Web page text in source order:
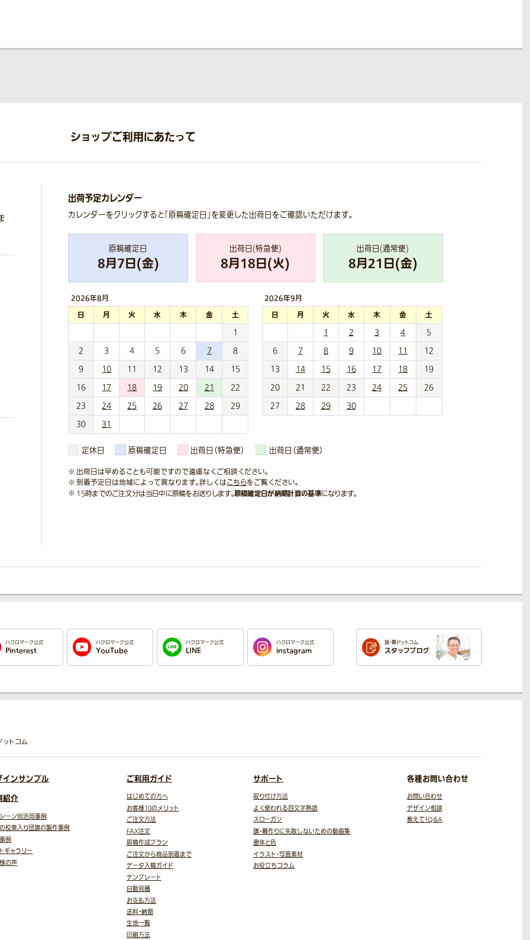
ショップご利用にあたって
出荷予定カレンダー
カレンダーをクリックすると「原稿確定日」を変更した出荷日をご確認いただけます。
原稿確定日
8月7日(金)
出荷日(特急便)
8月18日(火)
出荷日(通常便)
8月21 日(金)
2026年8月
日 月 火 水 木 金
土
1
2
3 4 5 6 7
8
9
10 11 12 13 14
15
16
17 18 19 20 21
22
23
24 25 26 27 28
29
30
31
2026年9月
日 月 火 水 木 金
土
1
2 3 4
5
6
7 8 9 10 11
12
13
14 15 16 17 18
19
20
21 22 23 24 25
26
27
28 29 30
定休日 原稿確定日 出荷日（特急便） 出荷日（通常便）
出荷日は早めることも可能ですので遠慮なくご相談ください。
到着予定日は地域によって異なります。詳しくはこちらをご覧ください。
15時までのご注文分は当日中に原稿をお送りします。原稿確定日が納期計算の基準になります。
ハクロマーク公式
Pinterest
ハクロマーク公式
YouTube
ハクロマーク公式
LINE
ハクロマーク公式
instagram
旗・幕ドットコム
スタッフブログ
ットコム
インサンプル
紹介
ーン別活用事例
校章入り団旗の製作事例
例
ギャラリー
の声
ご利用ガイド
はじめての方へ
お客様10のメリット
ご注文方法
FAX注文
原稿作成プラン
ご注文から商品到着まで
データ入稿ガイド
テンプレート
自動見積
お支払方法
送料・納期
生地一覧
印刷方法
サポート
取り付け方法
よく使われる四文字熟語
スローガン
旗・幕作りに失敗しないための動画集
書体と色
イラスト・写真素材
お役立ちコラム
各種お問い合わせ
お問い合わせ
デザイン相談
教えて！Q＆A